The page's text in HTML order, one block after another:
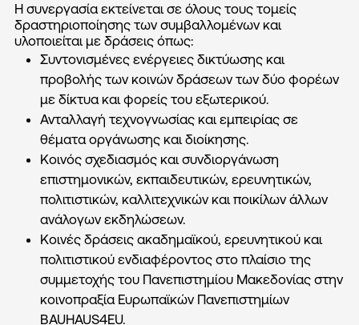
Η συνεργασία εκτείνεται σε όλους τους τομείς
δραστηριοποίησης των συμβαλλομένων και
υλοποιείται με δράσεις όπως:
Συντονισμένες ενέργειες δικτύωσης και
προβολής των κοινών δράσεων των δύο φορέων
με δίκτυα και φορείς του εξωτερικού.
Ανταλλαγή τεχνογνωσίας και εμπειρίας σε
θέματα οργάνωσης και διοίκησης.
Κοινός σχεδιασμός και συνδιοργάνωση
επιστημονικών, εκπαιδευτικών, ερευνητικών,
πολιτιστικών, καλλιτεχνικών και ποικίλων άλλων
ανάλογων εκδηλώσεων.
Κοινές δράσεις ακαδημαϊκού, ερευνητικού και
πολιτιστικού ενδιαφέροντος στο πλαίσιο της
συμμετοχής του Πανεπιστημίου Μακεδονίας στην
κοινοπραξία Ευρωπαϊκών Πανεπιστημίων
BAUHAUS4EU.